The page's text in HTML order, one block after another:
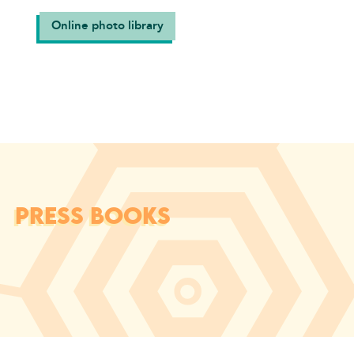
Online photo library
PRESS BOOKS